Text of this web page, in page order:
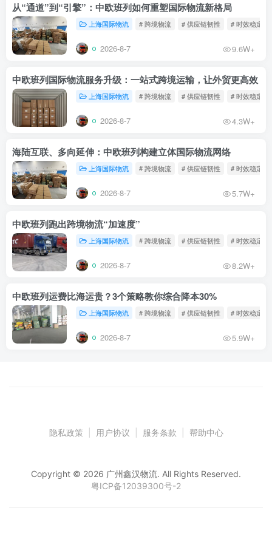
从“通道”到“引擎”：中欧班列如何重塑国际物流新格局
上海国际物流 # 跨境物流 # 供应链韧性 # 时效稳定
2026-8-7 9.6W+
中欧班列国际物流服务升级：一站式跨境运输，让外贸更高效
上海国际物流 # 跨境物流 # 供应链韧性 # 时效稳定
2026-8-7 4.3W+
海陆互联、多向延伸：中欧班列构建立体国际物流网络
上海国际物流 # 跨境物流 # 供应链韧性 # 时效稳定
2026-8-7 5.7W+
中欧班列跑出跨境物流“加速度”
上海国际物流 # 跨境物流 # 供应链韧性 # 时效稳定
2026-8-7 8.2W+
中欧班列运费比海运贵？3个策略教你综合降本30%
上海国际物流 # 跨境物流 # 供应链韧性 # 时效稳定
2026-8-7 5.9W+
隐私政策 用户协议 服务条款 帮助中心
Copyright © 2026 广州鑫汉物流. All Rights Reserved.
粤ICP备12039300号-2